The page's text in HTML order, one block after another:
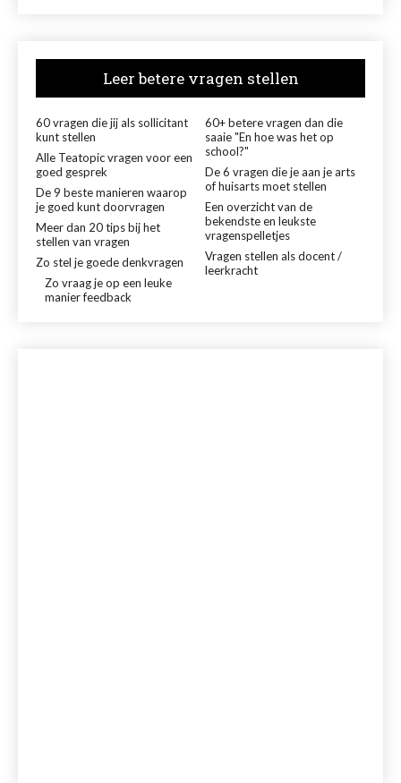
Leer betere vragen stellen
60 vragen die jij als sollicitant
kunt stellen
60+ betere vragen dan die
saaie "En hoe was het op
school?"
Alle Teatopic vragen voor een
goed gesprek
De 6 vragen die je aan je arts
of huisarts moet stellen
De 9 beste manieren waarop
je goed kunt doorvragen
Een overzicht van de
bekendste en leukste
vragenspelletjes
Meer dan 20 tips bij het
stellen van vragen
Vragen stellen als docent /
leerkracht
Zo stel je goede denkvragen
Zo vraag je op een leuke
manier feedback